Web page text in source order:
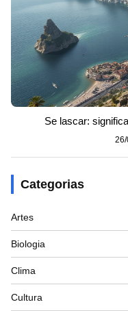
Se lascar:
Categorias
Artes
Biologia
Clima
Cultura